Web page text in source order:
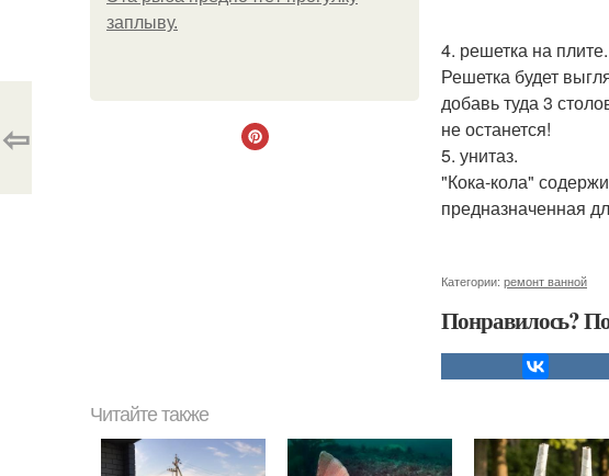
заплыву.
4. решетка на плите.
Решетка будет
добавь туда 3
не останется!
5. унитаз.
"Кока-кола"
предназначенная
Категории: ремонт ванной
Понравилось?
⇦
Читайте также